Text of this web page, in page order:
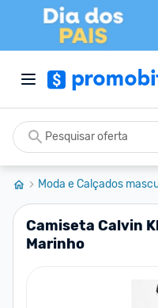
Moda e Calçados
Camiseta Calvin
Marinho